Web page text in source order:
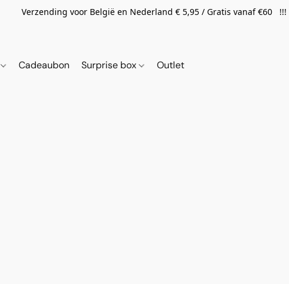
Verzending voor België en Nederland € 5,95 / Gratis vanaf €60 !!!
Cadeaubon Surprise box Outlet